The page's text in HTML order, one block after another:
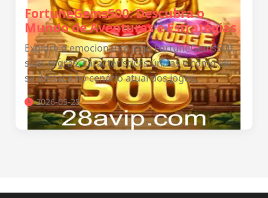
FortuneGems500: Descubra o
Mundo de Aventuras e Estratégias
Explore o emocionante jogo FortuneGems500,
suas regras, características únicas e como ele
se destaca no cenário atual dos jogos.
2026-05-25